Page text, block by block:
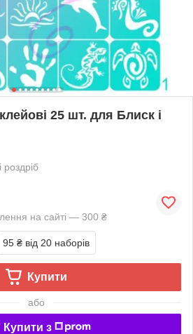
25 шт. для Блиск і
роздріб
на сайті — 300 ₴
95 ₴ від 20 наборів
Купити
або
Купити з